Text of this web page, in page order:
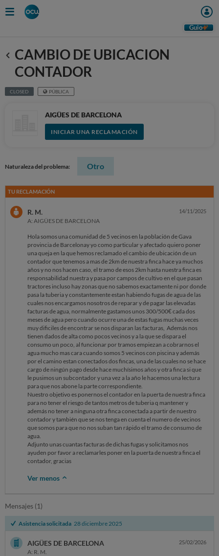
Guio
Anterior
CAMBIO DE UBICACION
CONTADOR
CLOSED PÚBLICA
AIGÜES DE BARCELONA
INICIAR UNA RECLAMACIÓN
Naturaleza del problema: Otro
TU RECLAMACIÓN
R. M.
A: AIGÜES DE BARCELONA
14/11/2025
Hola somos una comunidad de 5 vecinos en la población de Gava
provincia de Barcelonay yo como particular y afectado quiero poner
una queja en la que hemos reclamado el cambio de ubicación de un
contador que tenemos a mas de 2km de nuestra finca hace ya muchos
años y no nos hacen caso, el tramo de esos 2km hasta nuestra finca es
responsabilidad nuestra y pasa por campos de cultivo en el que pasan
tractores incluso hay zonas que no sabemos exactamente ni por donde
pasa la tuberia y constantemente estan habiendo fugas de agua de las
cuales nos encargamos nosotros de reparar y de pagar las elevadas
facturas de agua, normalmente gastamos unos 300/500€ cada dos
meses de agua pero cuando ocurre una de estas fugas muchas veces
muy dificiles de encontrar se nos disparan las facturas, Además nos
tienen dados de alta como pocos vecinos y a la que se dispara el
consumo un poco, al funcionar por tramos empiezan a cobrarnos el
agua mucho mas cara cuando somos 5 vecinos con piscina y además
por el camino estan conectados dos fincas, una de las cuales no se hace
cargo de ningún pago desde hace muchísimos años y otra finca si que
le pusimos un subcontador y una vez a la año le hacemos una lectura
para que nos abone la parte correspondiente.
Nuestro objetivo es ponernos el contador en la puerta de nuestra finca
para no tener el riesgo de tantos metros de tuberia q mantener y
además no tener a ninguna otra finca conectada a partir de nuestro
contador y también que se nos tenga en cuenta el numero de vecinos
que somos para que no nos suban tan rápido el tramo de consumo de
agua.
Adjunto unas cuantas facturas de dichas fugas y solicitamos nos
ayuden por favor a reclamarles poner en la puerta de nuestra finca el
contador, gracias
Ver menos
Mensajes (1)
Asistencia solicitada 28 diciembre 2025
AIGÜES DE BARCELONA
A: R. M.
25/02/2026